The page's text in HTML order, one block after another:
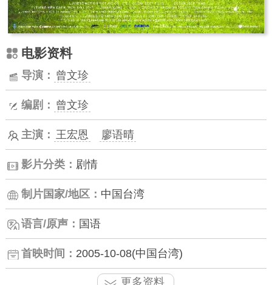
电影资料
导演： 曾文珍
编剧： 曾文珍
主演： 王宏恩 廖语晴
影片分类： 剧情
制片国家/地区： 中国台湾
语言/原声： 国语
首映时间： 2005-10-08(中国台湾)
更多资料